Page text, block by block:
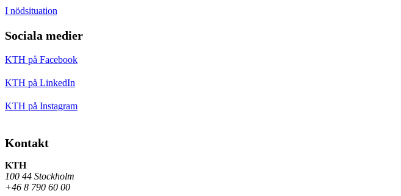
I nödsituation
Sociala medier
KTH på Facebook
KTH på LinkedIn
KTH på Instagram
Kontakt
KTH
100 44 Stockholm
+46 8 790 60 00